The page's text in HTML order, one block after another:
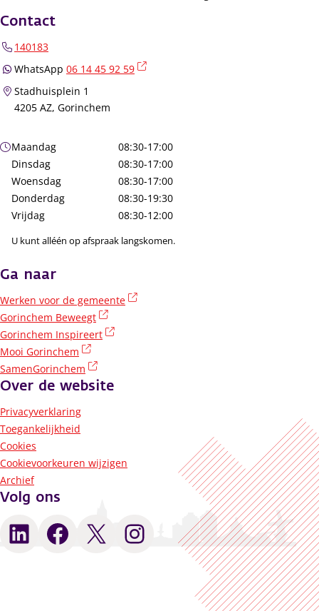
Contact
140183
WhatsApp 06 14 45 92 59
Stadhuisplein 1
4205 AZ, Gorinchem
Openingstijden
Maandag
08:30-17:00
Dinsdag
08:30-17:00
Woensdag
08:30-17:00
Donderdag
08:30-19:30
Vrijdag
08:30-12:00
U kunt alléén op afspraak langskomen.
Ga naar
Werken voor de gemeente
Gorinchem Beweegt
Gorinchem Inspireert
Mooi Gorinchem
SamenGorinchem
Over de website
Privacyverklaring
Toegankelijkheid
Cookies
Cookievoorkeuren wijzigen
Archief
Volg ons
LinkedIn Facebook X Instagram